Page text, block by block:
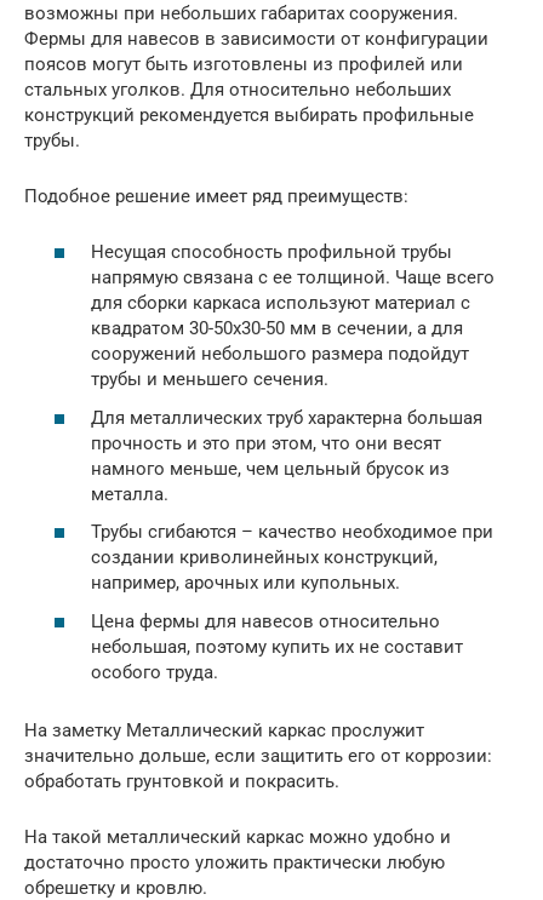
возможны при небольших габаритах сооружения.
Фермы для навесов в зависимости от конфигурации
поясов могут быть изготовлены из профилей или
стальных уголков. Для относительно небольших
конструкций рекомендуется выбирать профильные
трубы.
Подобное решение имеет ряд преимуществ:
Несущая способность профильной трубы
напрямую связана с ее толщиной. Чаще всего
для сборки каркаса используют материал с
квадратом 30-50х30-50 мм в сечении, а для
сооружений небольшого размера подойдут
трубы и меньшего сечения.
Для металлических труб характерна большая
прочность и это при этом, что они весят
намного меньше, чем цельный брусок из
металла.
Трубы сгибаются – качество необходимое при
создании криволинейных конструкций,
например, арочных или купольных.
Цена фермы для навесов относительно
небольшая, поэтому купить их не составит
особого труда.
На заметку Металлический каркас прослужит
значительно дольше, если защитить его от коррозии:
обработать грунтовкой и покрасить.
На такой металлический каркас можно удобно и
достаточно просто уложить практически любую
обрешетку и кровлю.